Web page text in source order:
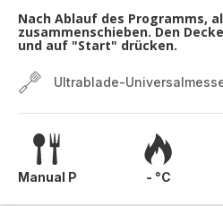
Nach Ablauf des Programms,
zusammenschieben. Den
und auf "Start" drücken.
Ultrablade-
Manual P - °C